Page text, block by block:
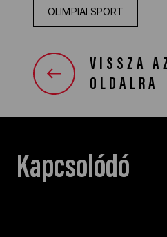
OLIMPIAI SPORT
VISSZA
OLDALRA
Kapcsolódó